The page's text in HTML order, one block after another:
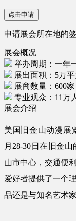
点击申请
申请展会所在地的
展会概况
举办周期：一年
展出面积：5万
展商数量：600家
专业观众：11万
展会介绍
美国旧金山动漫展
月28-30日在旧金
山市中心，交通便
爱好者提供了一个
品还是与知名艺术